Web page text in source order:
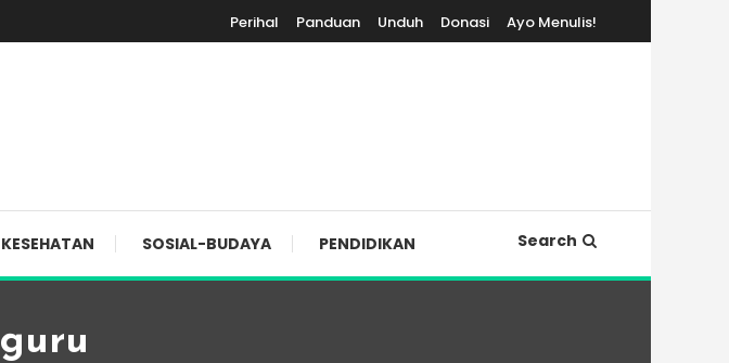
Perihal Panduan Unduh Donasi Ayo Menulis!
KESEHATAN SOSIAL-BUDAYA PENDIDIKAN Search
guru